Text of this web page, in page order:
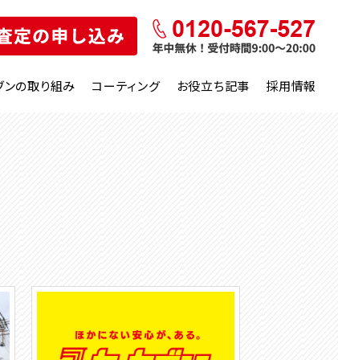
ンの取り組み コーティング お役立ち記事 採用情報